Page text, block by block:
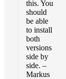
this. You
should
be able
to install
both
versions
side by
side. –
Markus